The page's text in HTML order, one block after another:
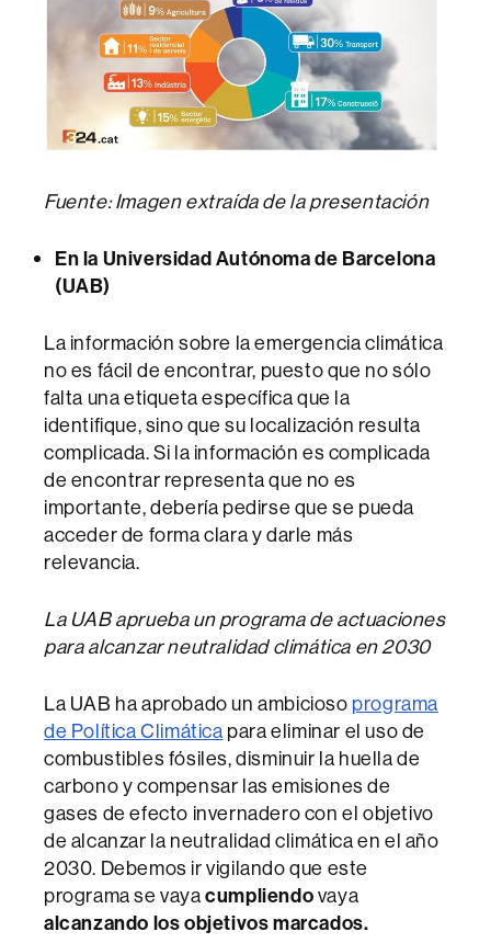
Fuente: Imagen extraída de la presentación
En la Universidad Autónoma de Barcelona
(UAB)
La información sobre la emergencia climática
no es fácil de encontrar, puesto que no sólo
falta una etiqueta específica que la
identifique, sino que su localización resulta
complicada. Si la información es complicada
de encontrar representa que no es
importante, debería pedirse que se pueda
acceder de forma clara y darle más
relevancia.
La UAB aprueba un programa de actuaciones
para alcanzar neutralidad climática en 2030
La UAB ha aprobado un ambicioso programa
de Política Climática para eliminar el uso de
combustibles fósiles, disminuir la huella de
carbono y compensar las emisiones de
gases de efecto invernadero con el objetivo
de alcanzar la neutralidad climática en el año
2030. Debemos ir vigilando que este
programa se vayacumpliendovaya
alcanzando los objetivos marcados.